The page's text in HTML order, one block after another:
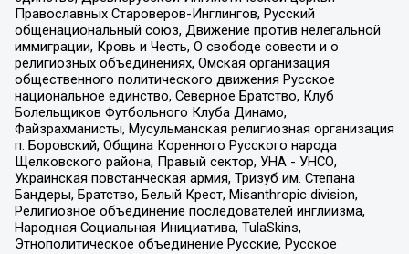
Православных Староверов-Инглингов, Русский
общенациональный союз, Движение против нелегальной
иммиграции, Кровь и Честь, О свободе совести и о
религиозных объединениях, Омская организация
общественного политического движения Русское
национальное единство, Северное Братство, Клуб
Болельщиков Футбольного Клуба Динамо,
Файзрахманисты, Мусульманская религиозная организация
п. Боровский, Община Коренного Русского народа
Щелковского района, Правый сектор, УНА - УНСО,
Украинская повстанческая армия, Тризуб им. Степана
Бандеры, Братство, Белый Крест, Misanthropic division,
Религиозное объединение последователей инглиизма,
Народная Социальная Инициатива, TulaSkins,
Этнополитическое объединение Русские, Русское